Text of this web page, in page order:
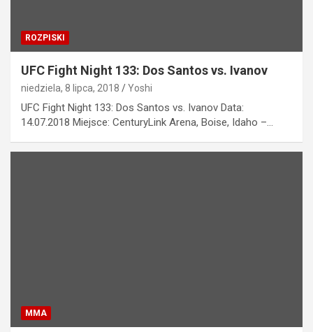
ROZPISKI
UFC Fight Night 133: Dos Santos vs. Ivanov
niedziela, 8 lipca, 2018 Yoshi
UFC Fight Night 133: Dos Santos vs. Ivanov Data:
14.07.2018 Miejsce: CenturyLink Arena, Boise, Idaho –…
MMA